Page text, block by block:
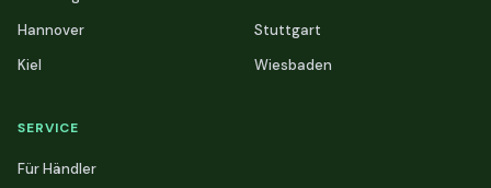
Hannover
Kiel
Stuttgart
Wiesbaden
SERVICE
Für Händler